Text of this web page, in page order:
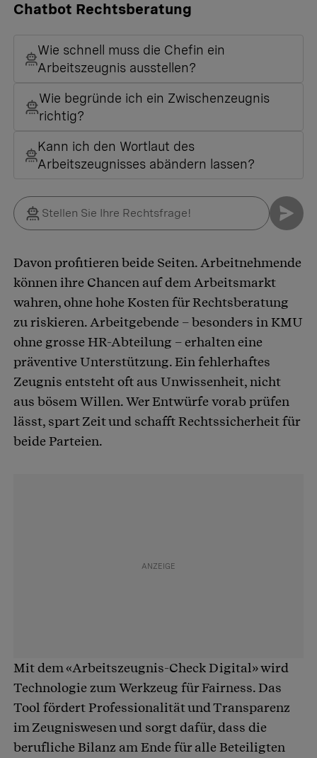
Chatbot Rechtsberatung
Wie schnell muss die Chefin ein
Arbeitszeugnis ausstellen?
Wie begründe ich ein Zwischenzeugnis
richtig?
Kann ich den Wortlaut des
Arbeitszeugnisses abändern lassen?
Davon profitieren beide Seiten. Arbeitnehmende
können ihre Chancen auf dem Arbeitsmarkt
wahren, ohne hohe Kosten für Rechtsberatung
zu riskieren. Arbeitgebende – besonders in KMU
ohne grosse HR-Abteilung – erhalten eine
präventive Unterstützung. Ein fehlerhaftes
Zeugnis entsteht oft aus Unwissenheit, nicht
aus bösem Willen. Wer Entwürfe vorab prüfen
lässt, spart Zeit und schafft Rechtssicherheit für
beide Parteien.
Mit dem «Arbeitszeugnis-Check Digital» wird
Technologie zum Werkzeug für Fairness. Das
Tool fördert Professionalität und Transparenz
im Zeugniswesen und sorgt dafür, dass die
berufliche Bilanz am Ende für alle Beteiligten